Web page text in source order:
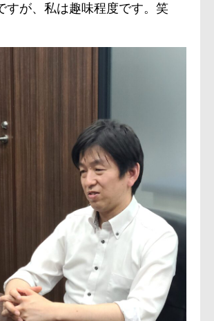
すが、私は趣味程度です。笑